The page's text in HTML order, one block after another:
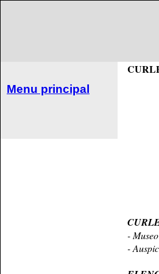
Menu principal
-
-